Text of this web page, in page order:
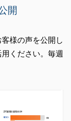
開
様の声を公開し
ください。毎週